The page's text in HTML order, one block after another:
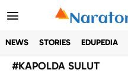
NEWS STORIES EDUPEDIA
#KAPOLDA SULUT